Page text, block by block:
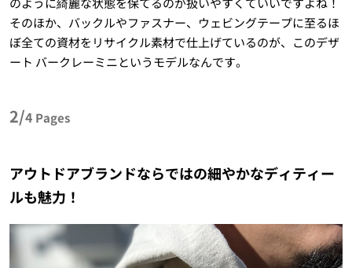
そのほか、バックルやファスナー、ウェビングテープに至るほ
ぼ全ての資材をリサイクル素材で仕上げているのが、このデザ
ート バークレーミニというモデルなんです。
2/4 Pages
アウトドアブランドならではの細やかなディティー
ルも魅力！